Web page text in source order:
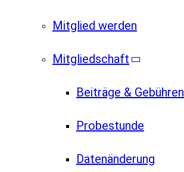
Mitglied werden
Mitgliedschaft
Beiträge & Gebühren
Probestunde
Datenänderung